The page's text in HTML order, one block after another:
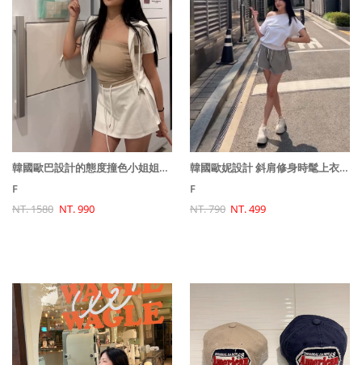
韓國歐巴設計的態度撞色小姐姐套裝(外套+裙子)
F
NT. 1580 NT. 990
韓國歐妮設計 斜肩修身時髦上衣(下擺收緊)
F
NT. 790 NT. 499